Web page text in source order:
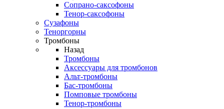
Сопрано-саксофоны
Тенор-саксофоны
Сузафоны
Теноргорны
Тромбоны
Назад
Тромбоны
Аксессуары для тромбонов
Альт-тромбоны
Бас-тромбоны
Помповые тромбоны
Тенор-тромбоны